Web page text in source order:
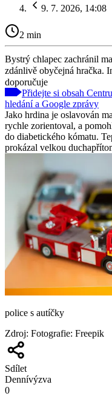
9. 7. 2026, 14:08
2 min
Bystrý chlapec zachránil
zdánlivě obyčejná hračka.
doporučuje
Přidejte si obsah
hledání a Google zprávy
Jako hrdina je oslavován
rychle zorientoval, a
do diabetického kómatu.
prokázal velkou
police s autíčky
Zdroj: Fotografie: Freepik
Sdílet
Dennívýzva
0